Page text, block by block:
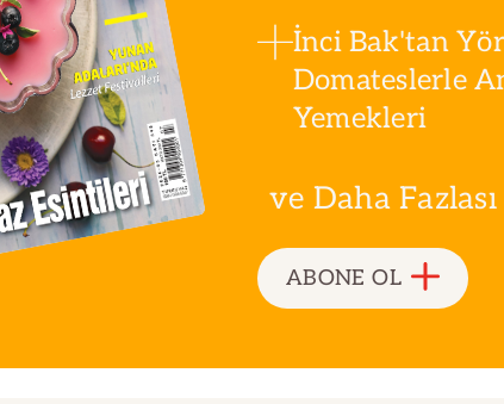
İnci Bak'tan
Domateslerle
Yemekleri
ve Daha Fazlası
ABONE OL